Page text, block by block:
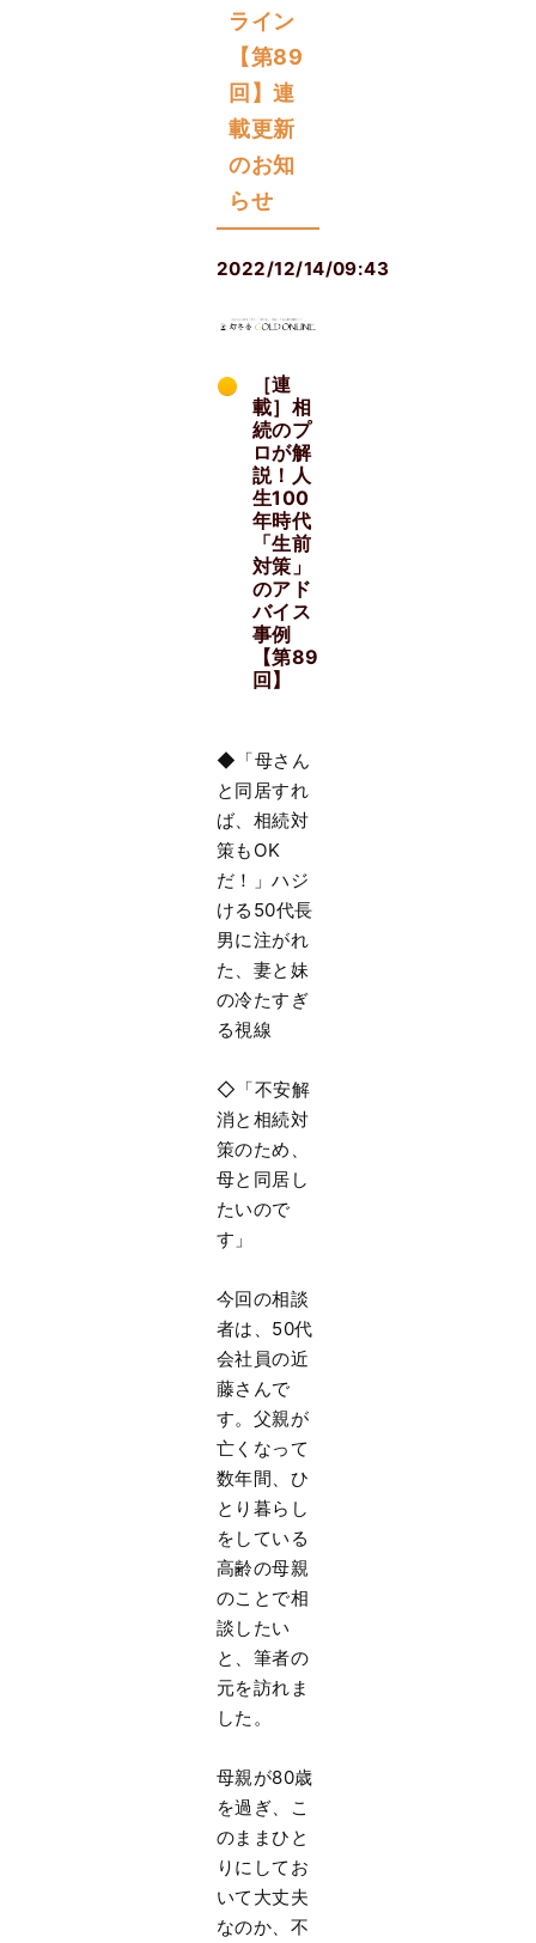
ライン
【第89
回】連
載更新
のお知
らせ
2022/12/14/09:43
［連
載］相
続のプ
ロが解
説！人
生100
年時代
「生前
対策」
のアド
バイス
事例
【第89
回】
◆「母さん
と同居すれ
ば、相続対
策もOK
だ！」ハジ
ける50代長
男に注がれ
た、妻と妹
の冷たすぎ
る視線
◇「不安解
消と相続対
策のため、
母と同居し
たいので
す」
今回の相談
者は、50代
会社員の近
藤さんで
す。父親が
亡くなって
数年間、ひ
とり暮らし
をしている
高齢の母親
のことで相
談したい
と、筆者の
元を訪れま
した。
母親が80歳
を過ぎ、こ
のままひと
りにしてお
いて大丈夫
なのか、不